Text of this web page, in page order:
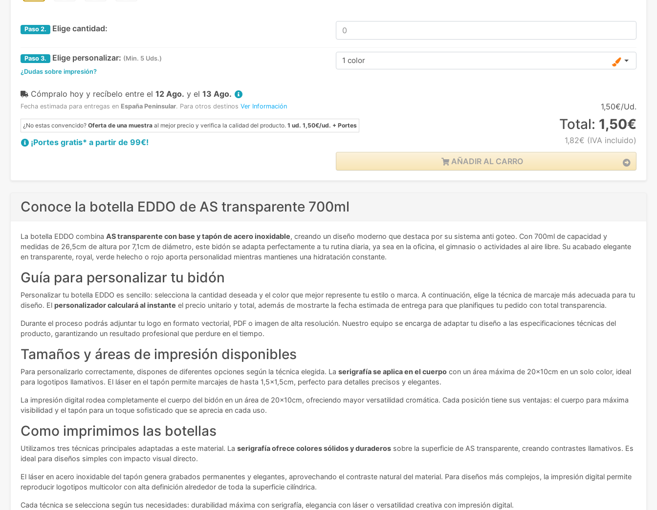
Paso 2. Elige cantidad:
Paso 3. Elige personalizar: (Min. 5 Uds.)
¿Dudas sobre impresión?
1 color
Cómpralo hoy y recíbelo entre el 12 Ago. y el 13 Ago.
Fecha estimada para entregas en España Peninsular. Para otros destinos Ver Información
¿No estas convencido? Oferta de una muestra al mejor precio y verifica la calidad del producto. 1 ud. 1,50€/ud. + Portes
¡Portes gratis* a partir de 99€!
1,50€/Ud.
Total: 1,50€
1,82€ (IVA incluido)
AÑADIR AL CARRO
Conoce la botella EDDO de AS transparente 700ml
La botella EDDO combina AS transparente con base y tapón de acero inoxidable, creando un diseño moderno que destaca por su sistema anti goteo. Con 700ml de capacidad y
medidas de 26,5cm de altura por 7,1cm de diámetro, este bidón se adapta perfectamente a tu rutina diaria, ya sea en la oficina, el gimnasio o actividades al aire libre. Su acabado elegante
en transparente, royal, verde helecho o rojo aporta personalidad mientras mantienes una hidratación constante.
Guía para personalizar tu bidón
Personalizar tu botella EDDO es sencillo: selecciona la cantidad deseada y el color que mejor represente tu estilo o marca. A continuación, elige la técnica de marcaje más adecuada para tu
diseño. El personalizador calculará al instante el precio unitario y total, además de mostrarte la fecha estimada de entrega para que planifiques tu pedido con total transparencia.
Durante el proceso podrás adjuntar tu logo en formato vectorial, PDF o imagen de alta resolución. Nuestro equipo se encarga de adaptar tu diseño a las especificaciones técnicas del
producto, garantizando un resultado profesional que perdure en el tiempo.
Tamaños y áreas de impresión disponibles
Para personalizarlo correctamente, dispones de diferentes opciones según la técnica elegida. La serigrafía se aplica en el cuerpo con un área máxima de 20x10cm en un solo color, ideal
para logotipos llamativos. El láser en el tapón permite marcajes de hasta 1,5x1,5cm, perfecto para detalles precisos y elegantes.
La impresión digital rodea completamente el cuerpo del bidón en un área de 20x10cm, ofreciendo mayor versatilidad cromática. Cada posición tiene sus ventajas: el cuerpo para máxima
visibilidad y el tapón para un toque sofisticado que se aprecia en cada uso.
Como imprimimos las botellas
Utilizamos tres técnicas principales adaptadas a este material. La serigrafía ofrece colores sólidos y duraderos sobre la superficie de AS transparente, creando contrastes llamativos. Es
ideal para diseños simples con impacto visual directo.
El láser en acero inoxidable del tapón genera grabados permanentes y elegantes, aprovechando el contraste natural del material. Para diseños más complejos, la impresión digital permite
reproducir logotipos multicolor con alta definición alrededor de toda la superficie cilíndrica.
Cada técnica se selecciona según tus necesidades: durabilidad máxima con serigrafía, elegancia con láser o versatilidad creativa con impresión digital.